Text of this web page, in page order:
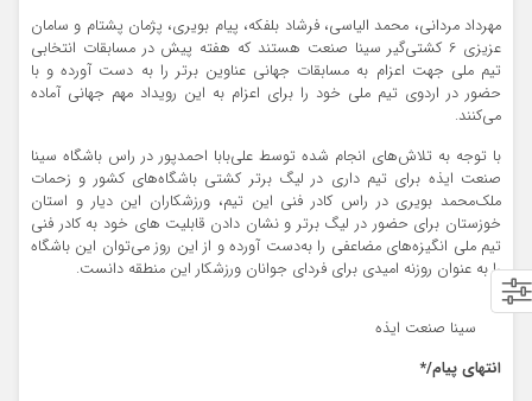
مهرداد مردانی، محمد الیاسی، فرشاد بلفکه، پیام بویری، پژمان پشتام و سامان
عزیزی 6 کشتی‌گیر سینا صنعت هستند که هفته پیش در مسابقات انتخابی
تیم ملی جهت اعزام به مسابقات جهانی عناوین برتر را به دست آورده و با
حضور در اردوی تیم ملی خود را برای اعزام به این رویداد مهم جهانی آماده
می‌کنند.
با توجه به تلاش‌های انجام شده توسط علی‌بابا احمدپور در راس باشگاه سینا
صنعت ایذه برای تیم داری در لیگ برتر کشتی باشگاه‌های کشور و زحمات
ملک‌محمد بویری در راس کادر فنی این تیم، ورزشکاران این دیار و استان
خوزستان برای حضور در لیگ برتر و نشان دادن قابلیت های خود به کادر فنی
تیم ملی انگیزه‌های مضاعفی را به‌دست آورده و از این روز می‌توان این باشگاه
را به عنوان روزنه امیدی برای فردای جوانان ورزشکار این منطقه دانست.
سینا صنعت ایذه
انتهای پیام/*